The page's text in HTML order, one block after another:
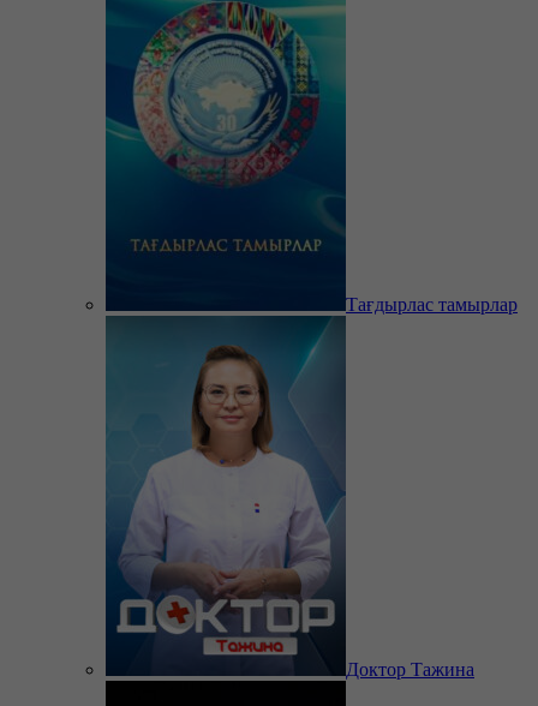
Тағдырлас тамырлар
Доктор Тажина